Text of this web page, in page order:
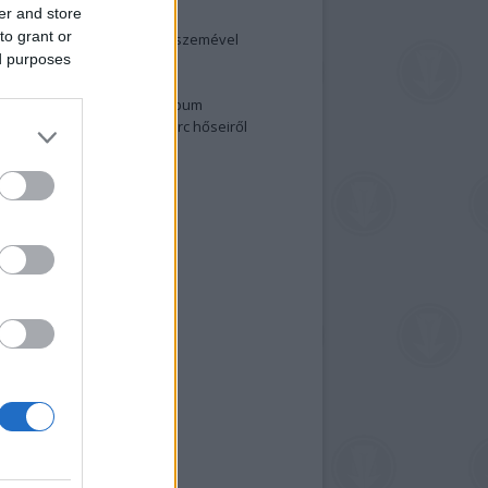
and store
grant or
purposes
és anatómia
egy holland fotós szemével
fotók 2015-ből
a nagy meztelen album
meg a 48-as szabadságharc hőseiről
fotókat!
feliratkozás